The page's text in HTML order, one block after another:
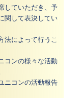
していただき、予
関して表決してい
法によって行うこ
コンの様々な活動
ニコンの活動報告